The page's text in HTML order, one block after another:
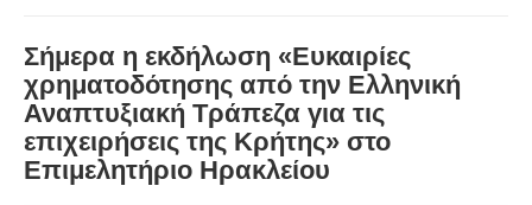
Οικονομικά
Κρήτη
Ελλάδα
Ε.Ε.
Σήμερα η εκδήλωση «Ευκαιρίες
χρηματοδότησης από την Ελληνική
Αναπτυξιακή Τράπεζα για τις
επιχειρήσεις της Κρήτης» στο
Επιμελητήριο Ηρακλείου